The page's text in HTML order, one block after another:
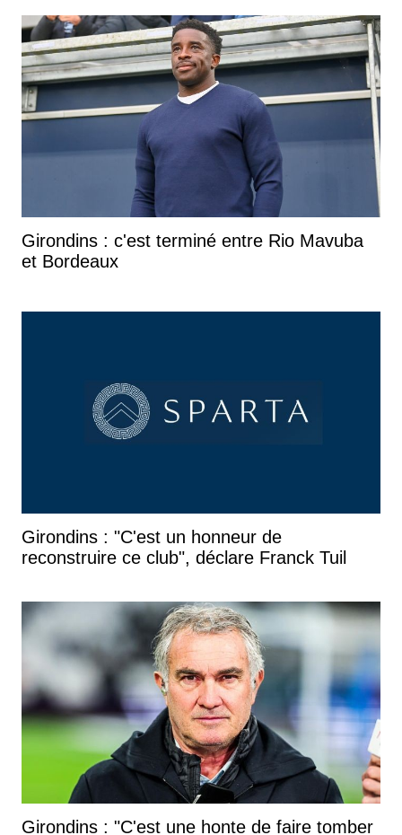
Girondins : c'est terminé entre Rio Mavuba
et Bordeaux
Girondins : "C'est un honneur de
reconstruire ce club", déclare Franck Tuil
Girondins : "C'est une honte de faire tomber